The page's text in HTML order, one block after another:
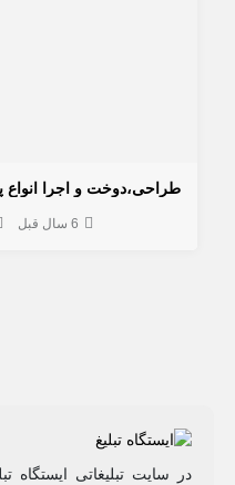
طراحی،دوخت و اجرا انواع
6 سال قبل
در سایت تبلیغاتی ایستگاه